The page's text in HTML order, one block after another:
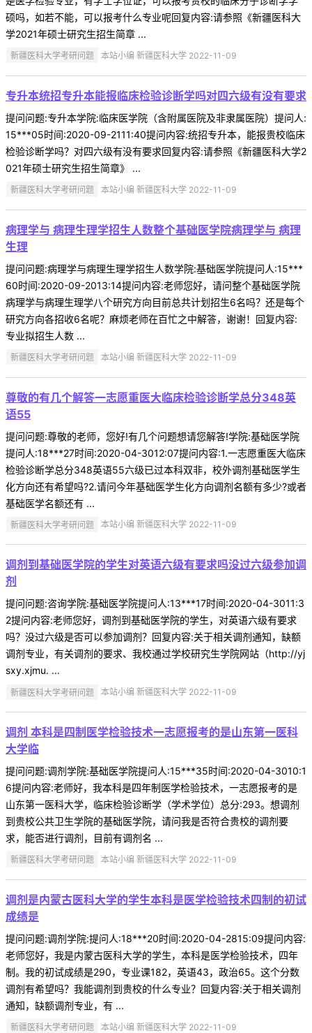
硕吗，如若不能，可以报考什么专业呢回复内容:请参照《新疆医科大
学2021年硕士研究生招生简章 ...
新疆医科大学考研问题 本站小编 新疆医科大学 2022-11-09
专升本统招专升本能报临床检验诊断学吗对四六级有没有要求
提问问题:专升本学院:临床医学院（含附属医院及非隶属医院）提问人:
15***05时间:2020-09-2111:40提问内容:统招专升本，能报贵校临床
检验诊断学吗？对四六级有没有要求回复内容:请参照《新疆医科大学2
021年硕士研究生招生简章》 ...
新疆医科大学考研问题 本站小编 新疆医科大学 2022-11-09
病理学与 病理生理学招生人数整个基础医学院病理学与 病理
生理
提问问题:病理学与病理生理学招生人数学院:基础医学院提问人:15***
60时间:2020-09-2013:14提问内容:老师您好，请问整个基础医学院
病理学与病理生理学八个研究方向目前总共计划招生6名吗？还是每个
研究方向各招收6名呢？麻烦老师在百忙之中解答，谢谢！回复内容:
专业拟招生人数 ...
新疆医科大学考研问题 本站小编 新疆医科大学 2022-11-09
尊敬的有几个解答一志愿重医大临床检验诊断学总分348英
语55
提问问题:尊敬的老师，您好!有几个问题想请您解答!学院:基础医学院
提问人:18***27时间:2020-04-3012:07提问内容:1.一志愿重医大临床
检验诊断学总分348英语55六级已过本科双非，校外调剂基础医学生
化方向还有希望吗?2.请问今年基础医学生化方向调剂名额有多少?或者
基础医学名额还有 ...
新疆医科大学考研问题 本站小编 新疆医科大学 2022-11-09
调剂到基础医学院的学生对英语六级有要求吗没过六级参加调
剂
提问问题:咨询学院:基础医学院提问人:13***17时间:2020-04-3011:3
2提问内容:老师您好，调剂到基础医学院的学生，对英语六级有要求
吗？没过六级是否可以参加调剂？回复内容:关于相关调剂通知，缺额
调剂专业，有关调剂的要求、我校通过学校研究生学院网站（http://yj
sxy.xjmu. ...
新疆医科大学考研问题 本站小编 新疆医科大学 2022-11-09
调剂 本科是四制医学检验技术一志愿报考的是山东第一医科
大学临
提问问题:调剂学院:基础医学院提问人:15***35时间:2020-04-3010:1
6提问内容:老师好，我本科是四年制医学检验技术，一志愿报考的是
山东第一医科大学，临床检验诊断学（学术学位）总分:293。想调剂
到贵校公共卫生学院的基础医学院，请问我是否符合贵校的调剂要
求，能否进行调剂，目前有调剂名 ...
新疆医科大学考研问题 本站小编 新疆医科大学 2022-11-09
调剂是内蒙古医科大学的学生本科是医学检验技术四制的初试
成绩是
提问问题:调剂学院:提问人:18***20时间:2020-04-2815:09提问内容:
老师您好，我是内蒙古医科大学的学生，本科是医学检验技术，四年
制。我的初试成绩是290，专业课182，英语43，政治65。这个分数
调剂有希望吗？我能调剂到贵校的什么专业？回复内容:关于相关调剂
通知，缺额调剂专业，有 ...
新疆医科大学考研问题 本站小编 新疆医科大学 2022-11-09